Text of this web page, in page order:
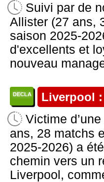
Suivi par de
Allister (27 ans,
saison 2025-
d'excellents et
nouveau
DECLA Liverpool
Victime
ans, 28 matchs
2025-2026) a
chemin vers un
Liverpool,